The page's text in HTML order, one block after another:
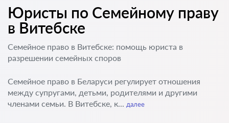
Юристы по Семейному праву
в Витебске
Семейное право в Витебске: помощь юриста в
разрешении семейных споров
Семейное право в Беларуси регулирует отношения
между супругами, детьми, родителями и другими
членами семьи. В Витебске, к... далее